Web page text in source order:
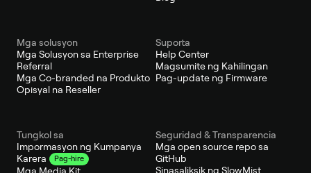
Mga solusyon
Mga Solusyon sa Enterprise
Referral
Mga Co-branded na Produkto
Opisyal na Reseller
Suporta
Help Center
Magsumite ng Kahilingan
Pag-update ng Firmware
Tungkol sa
Impormasyon ng Kumpanya
Karera
Pag-hire
Mga Media Kit
Seguridad & Transparencia
Mga open source repo sa
GitHub
Sinasaliksik ng SlowMist